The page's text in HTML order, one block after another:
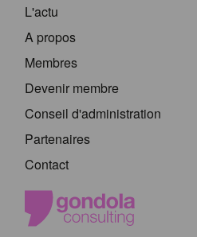
L'actu
A propos
Membres
Devenir membre
Conseil d'administration
Partenaires
Contact